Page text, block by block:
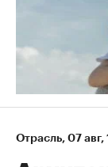
Отрасль 07 авг,